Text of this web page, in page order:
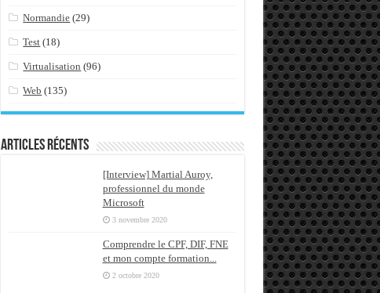
Normandie (29)
Test (18)
Virtualisation (96)
Web (135)
Articles récents
[Interview] Martial Auroy,
professionnel du monde
Microsoft
3 novembre 2020
Comprendre le CPF, DIF, FNE
et mon compte formation...
2 octobre 2020